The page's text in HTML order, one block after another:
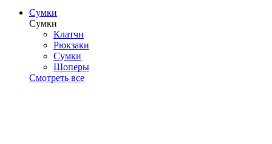
Сумки
Сумки
Клатчи
Рюкзаки
Сумки
Шоперы
Смотреть все